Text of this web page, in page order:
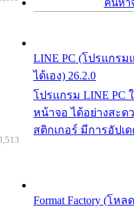
ค้นหา
LINE PC (โปรแกร
ได้เอง) 26.2.0
โปรแกรม LINE PC
หน้าจอ ได้อย่างสะด
สติกเกอร์ มีการอัปเ
Format Factory (โห